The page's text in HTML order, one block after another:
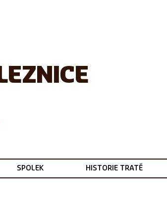
SPOLEK HISTORIE TRATĚ